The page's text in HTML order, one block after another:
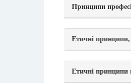
Принципи
Етичні принципи,
Етичні принципи